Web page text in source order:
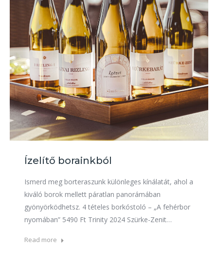
Ízelítő borainkból
Ismerd meg borteraszunk különleges kínálatát, ahol a
kiváló borok mellett páratlan panorámában
gyönyörködhetsz. 4 tételes borkóstoló – „A fehérbor
nyomában” 5490 Ft Trinity 2024 Szürke-Zenit…
Read more